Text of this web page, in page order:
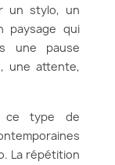
un stylo, un
paysage qui
une pause
une attente,
ce type de
La répétition